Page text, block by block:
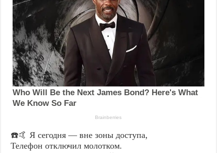
☎️🤙 Я сегодня — вне зоны доступа,
Телефон отключил молотком.